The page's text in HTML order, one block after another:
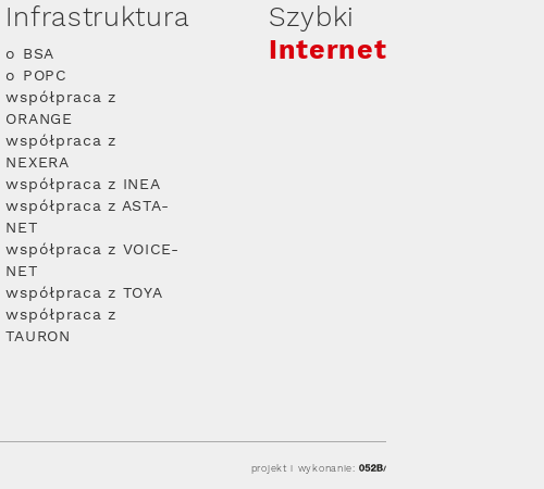
Infrastruktura
o BSA
o POPC
współpraca z
ORANGE
współpraca z
NEXERA
współpraca z INEA
współpraca z ASTA-
NET
współpraca z VOICE-
NET
współpraca z TOYA
współpraca z
TAURON
Szybki
Internet
projekt i wykonanie: